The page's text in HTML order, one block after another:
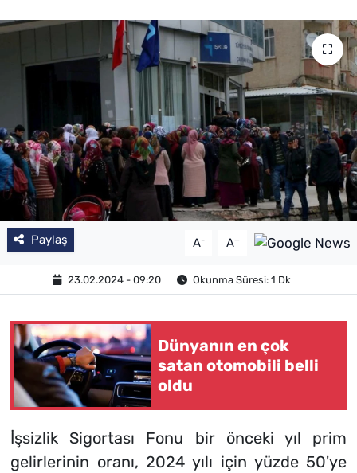
Paylaş A- A+
23.02.2024 - 09:20 Okunma Süresi: 1 Dk
Dünyanın en çok
satan otomobili belli
oldu
İşsizlik Sigortası Fonu bir önceki yıl prim
gelirlerinin oranı, 2024 yılı için yüzde 50'ye